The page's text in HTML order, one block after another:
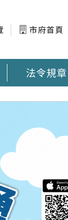
市府首頁
法令規章
測器地圖 臺